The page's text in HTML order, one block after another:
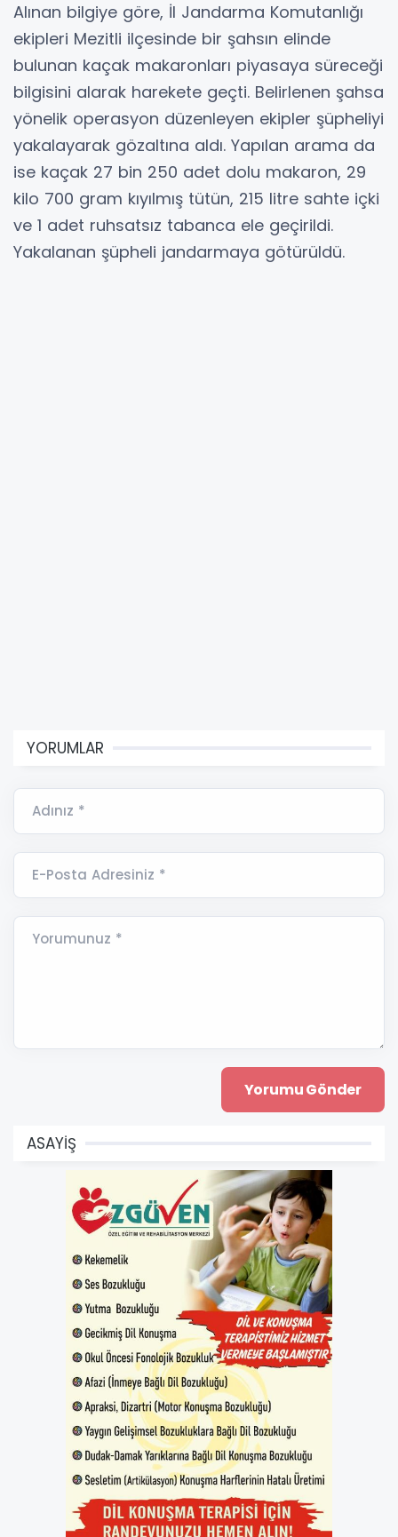
Alınan bilgiye göre, İl Jandarma Komutanlığı
ekipleri Mezitli ilçesinde bir şahsın elinde
bulunan kaçak makaronları piyasaya süreceği
bilgisini alarak harekete geçti. Belirlenen şahsa
yönelik operasyon düzenleyen ekipler şüpheliyi
yakalayarak gözaltına aldı. Yapılan arama da
ise kaçak 27 bin 250 adet dolu makaron, 29
kilo 700 gram kıyılmış tütün, 215 litre sahte içki
ve 1 adet ruhsatsız tabanca ele geçirildi.
Yakalanan şüpheli jandarmaya götürüldü.
YORUMLAR
Adınız *
E-Posta Adresiniz *
Yorumunuz *
ASAYİŞ